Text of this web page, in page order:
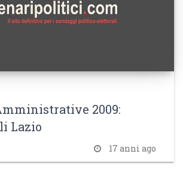
2009:
Lazio
17 anni ago